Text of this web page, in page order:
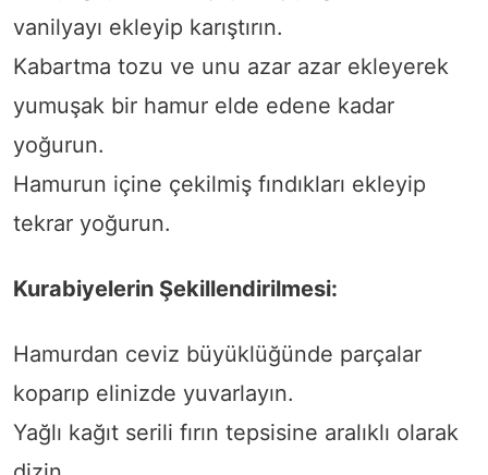
vanilyayı ekleyip karıştırın.
Kabartma tozu ve unu azar azar ekleyerek
yumuşak bir hamur elde edene kadar
yoğurun.
Hamurun içine çekilmiş fındıkları ekleyip
tekrar yoğurun.
Kurabiyelerin Şekillendirilmesi:
Hamurdan ceviz büyüklüğünde parçalar
koparıp elinizde yuvarlayın.
Yağlı kağıt serili fırın tepsisine aralıklı olarak